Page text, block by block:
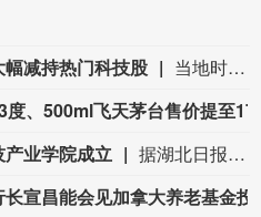
减持热门科技股
当地时间8月7日，知名千亿级私募景林资产披露2026年二季度末最新美股持仓（13F）。二季度，景林资产清仓英伟达、META等热门科技股，大幅减持英特尔、网易、谷歌等标的；景林资产在二季度末的美股持仓市值从38.8亿美元大幅下降至21.9亿美元，降幅达43%。在大幅收缩多只原有持仓的同时，景林资产也对部分半导体产业链公司进行了布局，包括近期业绩超预期的美国光模块制造商AAOI（应用光电）。
业学院成立
据湖北日报，8月7日，湖北省首家宇树科技产业学院在长江工程职业技术学院成立。据悉，“宇树科技产业学院”由宇树科技股份有限公司与长江工程职业技术学院共建，实行“企业专家任院长、校内教授任执行副院长”双院长制管理架构，聚焦机器人调试、运维、技术支持等市场紧缺岗位，精准培育紧缺人才。